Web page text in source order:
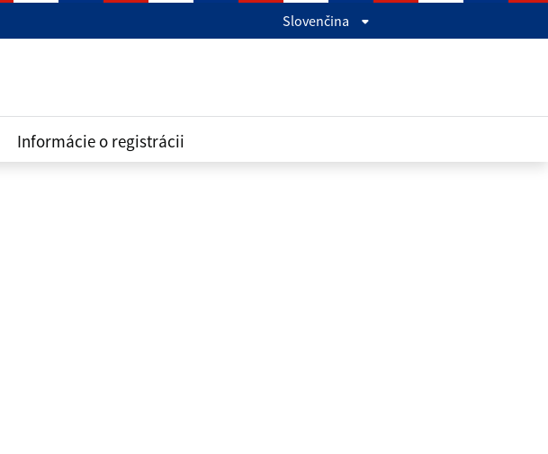
Slovenčina
Informácie o registrácii